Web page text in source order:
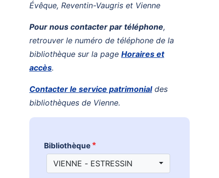
CRÉATHÈQUE
JOUER EN BIBLIOTHÈQUES
MAO - MUSIQUE ASSISTÉE PAR
ORDINATEUR
BOÎTES DE RETOUR 24H/24
POUR LES PROS
DOCUMENTS
PROLONGER - RÉSERVER
EN CAS DE RETARD
MON COMPTE LECTEUR
Évêque, Reventin-Vaugris et Vienne
Pour nous contacter par téléphone,
retrouver le numéro de téléphone de la
bibliothèque sur la page Horaires et
accès.
Contacter le service patrimonialdes
bibliothèques de Vienne.
Bibliothèque
VIENNE - ESTRESSIN